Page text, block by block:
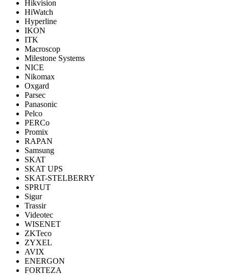
Hikvision
HiWatch
Hyperline
IKON
ITK
Macroscop
Milestone Systems
NICE
Nikomax
Oxgard
Parsec
Panasonic
Pelco
PERCo
Promix
RAPAN
Samsung
SKAT
SKAT UPS
SKAT-STELBERRY
SPRUT
Sigur
Trassir
Videotec
WISENET
ZKTeco
ZYXEL
AVIX
ENERGON
FORTEZA